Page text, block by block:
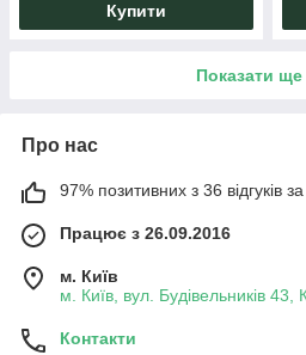
Купити
Показати ще
Про нас
97% позитивних з 36 відгуків за
Працює з 26.09.2016
м. Київ
м. Київ, вул. Будівельників 43,
Контакти